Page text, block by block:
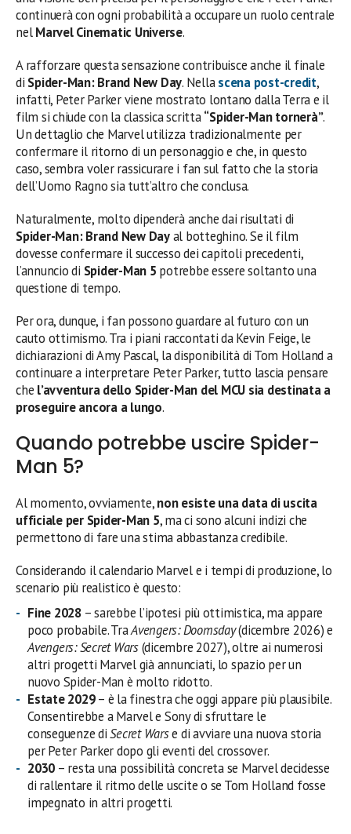
continuerà con ogni probabilità a occupare un ruolo centrale
nelMarvel Cinematic Universe.
A rafforzare questa sensazione contribuisce anche il finale
di Spider-Man: Brand New Day. Nellascena post-credit,
infatti, Peter Parker viene mostrato lontano dalla Terra e il
film si chiude con la classica scritta“Spider-Man tornerà”.
Un dettaglio che Marvel utilizza tradizionalmente per
confermare il ritorno di un personaggio e che, in questo
caso, sembra voler rassicurare i fan sul fatto che la storia
dell’Uomo Ragno sia tutt’altro che conclusa.
Naturalmente, molto dipenderà anche dai risultati di
Spider-Man: Brand New Dayal botteghino. Se il film
dovesse confermare il successo dei capitoli precedenti,
l’annuncio di Spider-Man 5 potrebbe essere soltanto una
questione di tempo.
Per ora, dunque, i fan possono guardare al futuro con un
cauto ottimismo. Tra i piani raccontati da Kevin Feige, le
dichiarazioni di Amy Pascal, la disponibilità di Tom Holland a
continuare a interpretare Peter Parker, tutto lascia pensare
che l’avventura dello Spider-Man del MCU sia destinata a
proseguire ancora a lungo.
Quando potrebbe uscire Spider-
Man 5?
Al momento, ovviamente,non esiste una data di uscita
ufficiale per Spider-Man 5, ma ci sono alcuni indizi che
permettono di fare una stima abbastanza credibile.
Considerando il calendario Marvel e i tempi di produzione, lo
scenario più realistico è questo:
Fine 2028– sarebbe l’ipotesi più ottimistica, ma appare
poco probabile. TraAvengers: Doomsday(dicembre 2026) e
Avengers: Secret Wars(dicembre 2027), oltre ai numerosi
altri progetti Marvel già annunciati, lo spazio per un
nuovo Spider-Man è molto ridotto.
Estate 2029– è la finestra che oggi appare più plausibile.
Consentirebbe a Marvel e Sony di sfruttare le
conseguenze diSecret Warse di avviare una nuova storia
per Peter Parker dopo gli eventi del crossover.
2030 – resta una possibilità concreta se Marvel decidesse
di rallentare il ritmo delle uscite o se Tom Holland fosse
impegnato in altri progetti.